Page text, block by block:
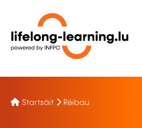
Startsäit Réibau